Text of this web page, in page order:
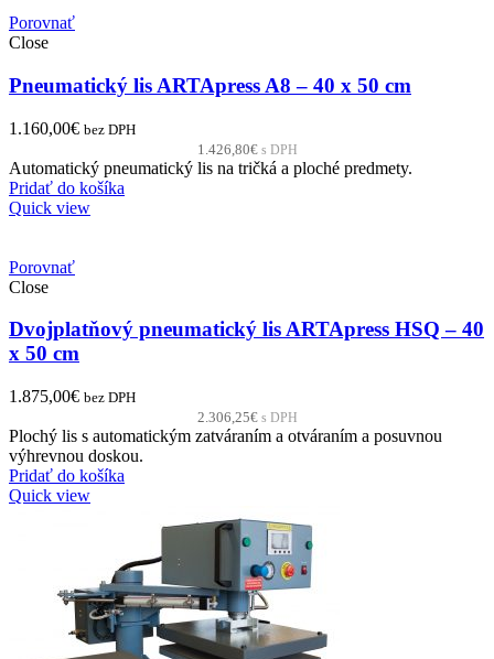
Porovnať
Close
Pneumatický lis ARTApress A8 – 40 x 50 cm
1.160,00€ bez DPH
1.426,80€ s DPH
Automatický pneumatický lis na tričká a ploché predmety.
Pridať do košíka
Quick view
Porovnať
Close
Dvojplatňový pneumatický lis ARTApress HSQ – 40
x 50 cm
1.875,00€ bez DPH
2.306,25€ s DPH
Plochý lis s automatickým zatváraním a otváraním a posuvnou
výhrevnou doskou.
Pridať do košíka
Quick view